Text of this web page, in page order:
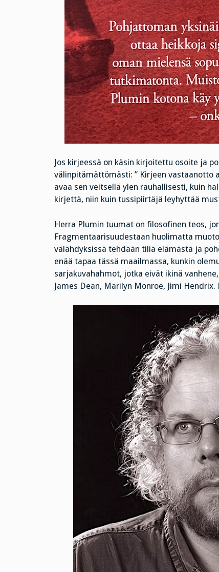
Jos kirjeessä on käsin kirjoitettu osoite ja
välinpitämättömästi: ” Kirjeen vastaanotto
avaa sen veitsellä ylen rauhallisesti, kuin
kirjettä, niin kuin tussipiirtäjä leyhyttää
Herra Plumin tuumat on filosofinen teos,
Fragmentaarisuudestaan huolimatta
välähdyksissä tehdään tiliä elämästä ja
enää tapaa tässä maailmassa, kunkin
sarjakuvahahmot, jotka eivät ikinä
James Dean, Marilyn Monroe, Jimi